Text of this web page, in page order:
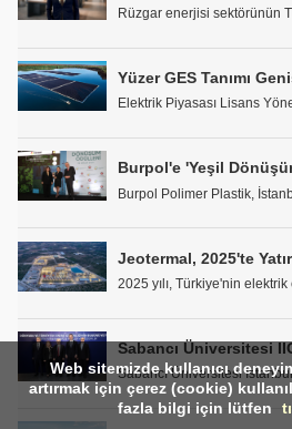
Rüzgar enerjisi sektörünün
Yüzer GES Tanımı
Elektrik Piyasası Lisans
Burpol'e 'Yeşil
Burpol Polimer Plastik,
2025 yılı, Türkiye'nin
Sabancı Üniversitesi
Web sitemizde kullanıcı
artırmak için çerez (cookie)
fazla bilgi için lütfen